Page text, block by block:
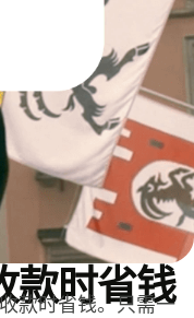
款时省钱
款时省钱。只需一